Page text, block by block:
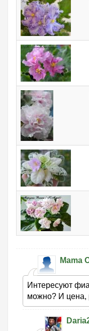
Mama
Интересуют
можно? И цена,